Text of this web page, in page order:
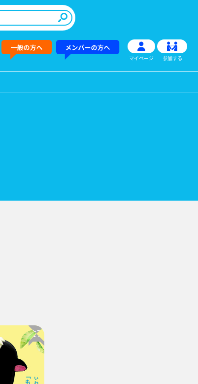
マイページ 参加する